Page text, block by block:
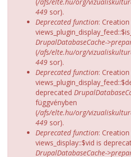
449 sor).
Deprecated function:
DrupalDatabaseCache-
(/afs/elte.hu/org/
449 sor).
Deprecated function:
deprecated
függvényben
(/afs/elte.hu/org/
449 sor).
Deprecated function:
views_display::$vid is
DrupalDatabaseCache-